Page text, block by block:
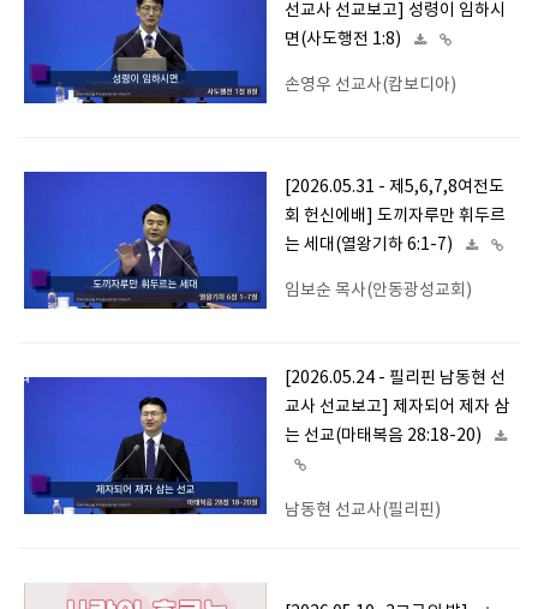
선교사 선교보고] 성령이 임하시
면(사도행전 1:8)
손영우 선교사(캄보디아)
[2026.05.31 - 제5,6,7,8여전도
회 헌신에배] 도끼자루만 휘두르
는 세대(열왕기하 6:1-7)
임보순 목사(안동광성교회)
[2026.05.24 - 필리핀 남동현 선
교사 선교보고] 제자되어 제자 삼
는 선교(마태복음 28:18-20)
남동현 선교사(필리핀)